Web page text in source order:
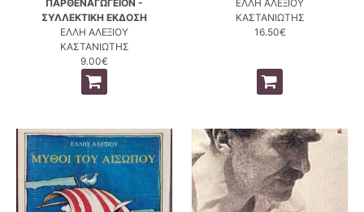
ΠΑΡΘΕΝΑΓΩΓΕΙΟΝ -
ΣΥΛΛΕΚΤΙΚΗ ΕΚΔΟΣΗ
ΕΛΛΗ ΑΛΕΞΙΟΥ
ΚΑΣΤΑΝΙΩΤΗΣ
9.00€
ΕΛΛΗ ΑΛΕΞΙΟΥ
ΚΑΣΤΑΝΙΩΤΗΣ
16.50€